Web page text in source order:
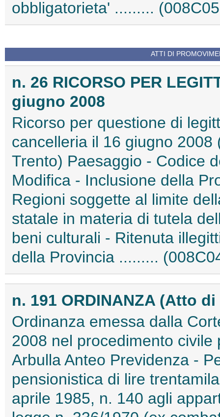
obbligatorieta' .........
ATTI DI
n. 26 RICORSO PER
giugno 2008
Ricorso per questione di
cancelleria il 16 giugno
Trento) Paesaggio - Codice
Modifica - Inclusione della
Regioni soggette al limite
statale in materia di tutela
beni culturali - Ritenuta
della Provincia .........
n. 191 ORDINANZA (Atto
Ordinanza emessa dalla
2008 nel procedimento civile
Arbulla Anteo Previdenza -
pensionistica di lire
aprile 1985, n. 140 agli